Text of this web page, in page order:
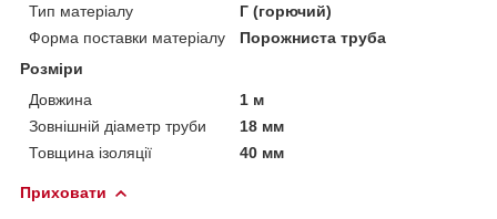
Тип матеріалу
Г (горючий)
Форма поставки матеріалу
Порожниста труба
Розміри
Довжина
1 м
Зовнішній діаметр труби
18 мм
Товщина ізоляції
40 мм
Приховати